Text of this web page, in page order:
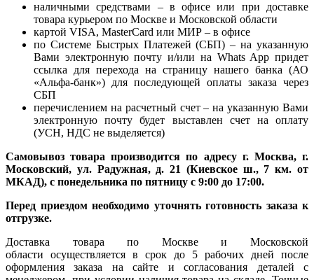
наличными средствами – в офисе или при доставке
товара курьером по Москве и Московской области
картой VISA, MasterCard или МИР – в офисе
по Системе Быстрых Платежей (СБП) – на указанную
Вами электронную почту и/или на Whats App придет
ссылка для перехода на страницу нашего банка (АО
«Альфа-банк») для последующей оплаты заказа через
СБП
перечислением на расчетный счет – на указанную Вами
электронную почту будет выставлен счет на оплату
(УСН, НДС не выделяется)
Самовывоз товара производится по адресу г. Москва, г.
Московский, ул. Радужная, д. 21 (Киевское ш., 7 км. от
МКАД), с понедельника по пятницу с 9:00 до 17:00.
Перед приездом необходимо уточнять готовность заказа к
отгрузке.
Доставка товара по Москве и Московской
области осуществляется в срок до 5 рабочих дней после
оформления заказа на сайте и согласования деталей с